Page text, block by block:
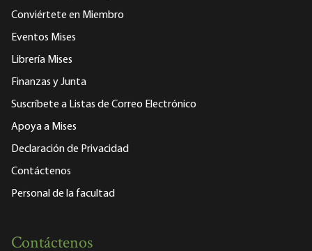
Conviértete en Miembro
Eventos Mises
Librería Mises
Finanzas y Junta
Suscríbete a Listas de Correo Electrónico
Apoya a Mises
Declaración de Privacidad
Contáctenos
Personal de la facultad
Contáctenos